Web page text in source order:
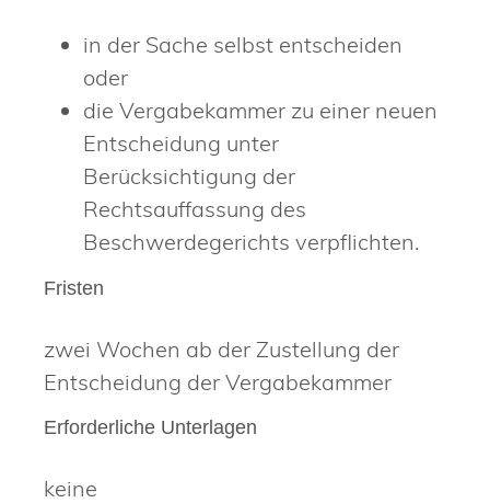
in der Sache selbst entscheiden
oder
die Vergabekammer zu einer neuen
Entscheidung unter
Berücksichtigung der
Rechtsauffassung des
Beschwerdegerichts verpflichten.
Fristen
zwei Wochen ab der Zustellung der
Entscheidung der Vergabekammer
Erforderliche Unterlagen
keine